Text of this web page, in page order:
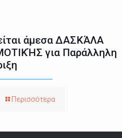
άμεσα ΔΑΣΚΆΛΑ
για Παράλληλη
Περισσότερα